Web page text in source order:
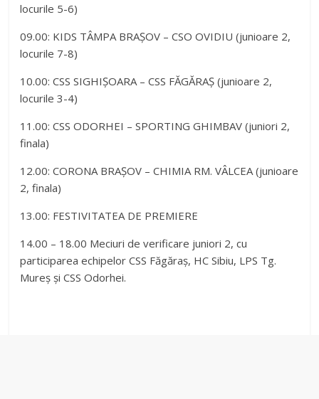
locurile 5-6)
09.00: KIDS TÂMPA BRAȘOV – CSO OVIDIU (junioare 2,
locurile 7-8)
10.00: CSS SIGHIȘOARA – CSS FĂGĂRAȘ (junioare 2,
locurile 3-4)
11.00: CSS ODORHEI – SPORTING GHIMBAV (juniori 2,
finala)
12.00: CORONA BRAȘOV – CHIMIA RM. VÂLCEA (junioare
2, finala)
13.00: FESTIVITATEA DE PREMIERE
14.00 – 18.00 Meciuri de verificare juniori 2, cu
participarea echipelor CSS Făgăraș, HC Sibiu, LPS Tg.
Mureș și CSS Odorhei.